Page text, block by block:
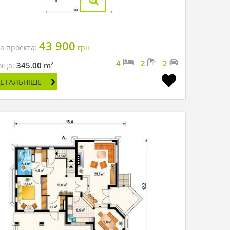
проекта:43 900 грн
345.00 m2 4 2 2